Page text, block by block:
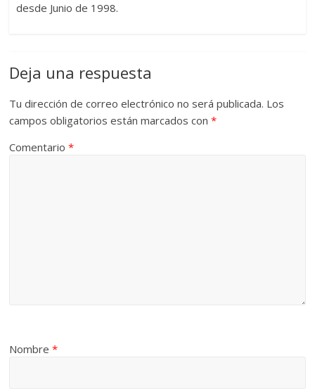
desde Junio de 1998.
Deja una respuesta
Tu dirección de correo electrónico no será publicada. Los
campos obligatorios están marcados con*
Comentario*
Nombre*